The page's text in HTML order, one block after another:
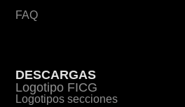
FAQ
DESCARGAS
Logotipo FICG
Logotipos secciones